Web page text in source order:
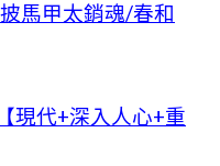
馬甲太銷魂/春和
現代+深入人心+重